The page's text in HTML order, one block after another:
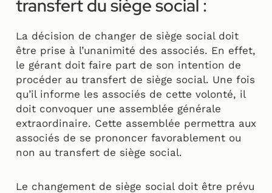
transfert du siège social :
La décision de changer de siège social doit
être prise à l’unanimité des associés. En effet,
le gérant doit faire part de son intention de
procéder au transfert de siège social. Une fois
qu’il informe les associés de cette volonté, il
doit convoquer une assemblée générale
extraordinaire. Cette assemblée permettra aux
associés de se prononcer favorablement ou
non au transfert de siège social.
Le changement de siège social doit être prévu